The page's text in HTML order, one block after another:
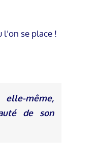
se place !
même,
de son